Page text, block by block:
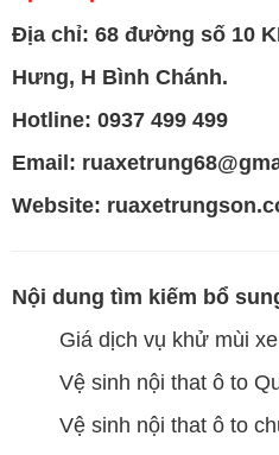
Địa chỉ: 68 đường số 10
Hưng, H Bình Chánh.
Hotline: 0937 499 499
Email:
Website:
Nội dung tìm kiếm bổ
Giá dịch vụ khử mùi
Vệ sinh nội that ô to
Vệ sinh nội that ô to